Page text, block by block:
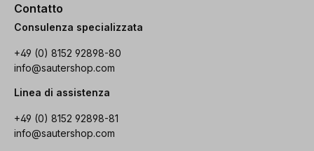
Contatto
Consulenza specializzata
+49 (0) 8152 92898-80
info@sautershop.com
Linea di assistenza
+49 (0) 8152 92898-81
info@sautershop.com